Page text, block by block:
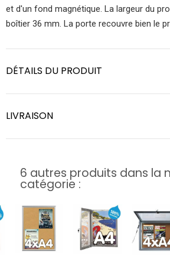
et d'un fond magnétique. La largeur du
boîtier 36 mm. La porte recouvre bien le
DÉTAILS DU PRODUIT
LIVRAISON
6 autres produits dans la
catégorie :